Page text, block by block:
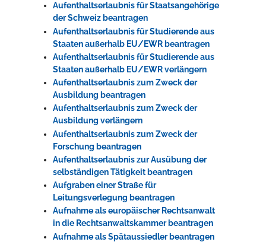
Aufenthaltserlaubnis für Staatsangehörige
der Schweiz beantragen
Aufenthaltserlaubnis für Studierende aus
Staaten außerhalb EU/EWR beantragen
Aufenthaltserlaubnis für Studierende aus
Staaten außerhalb EU/EWR verlängern
Aufenthaltserlaubnis zum Zweck der
Ausbildung beantragen
Aufenthaltserlaubnis zum Zweck der
Ausbildung verlängern
Aufenthaltserlaubnis zum Zweck der
Forschung beantragen
Aufenthaltserlaubnis zur Ausübung der
selbständigen Tätigkeit beantragen
Aufgraben einer Straße für
Leitungsverlegung beantragen
Aufnahme als europäischer Rechtsanwalt
in die Rechtsanwaltskammer beantragen
Aufnahme als Spätaussiedler beantragen